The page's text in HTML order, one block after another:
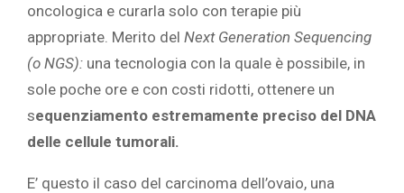
oncologica e curarla solo con terapie più
appropriate. Merito del Next Generation Sequencing
(o NGS): una tecnologia con la quale è possibile, in
sole poche ore e con costi ridotti, ottenere un
sequenziamento estremamente preciso del DNA
delle cellule tumorali.
E’ questo il caso del carcinoma dell’ovaio, una